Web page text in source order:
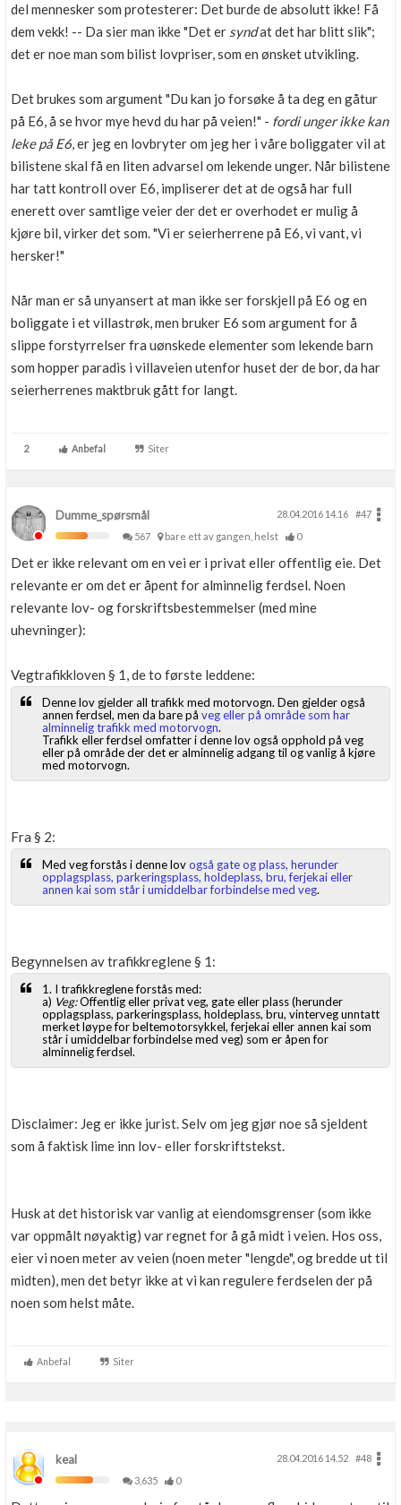
del mennesker som protesterer: Det burde de absolutt ikke! Få
dem vekk! -- Da sier man ikke "Det er syndat det har blitt slik";
det er noe man som bilist lovpriser, som en ønsket utvikling.
Det brukes som argument "Du kan jo forsøke å ta deg en gåtur
på E6, å se hvor mye hevd du har på veien!" - fordi unger ikke kan
leke på E6, er jeg en lovbryter om jeg her i våre boliggater vil at
bilistene skal få en liten advarsel om lekende unger. Når bilistene
har tatt kontroll over E6, impliserer det at de også har full
enerett over samtlige veier der det er overhodet er mulig å
kjøre bil, virker det som. "Vi er seierherrene på E6, vi vant, vi
hersker!"
Når man er så unyansert at man ikke ser forskjell på E6 og en
boliggate i et villastrøk, men bruker E6 som argument for å
slippe forstyrrelser fra uønskede elementer som lekende barn
som hopper paradis i villaveien utenfor huset der de bor, da har
seierherrenes maktbruk gått for langt.
2 Anbefal Siter
Dumme_spørsmål 28.04.2016 14.16
#47
567
bare ett av gangen, helst 0
Det er ikke relevant om en vei er i privat eller offentlig eie. Det
relevante er om det er åpent for alminnelig ferdsel. Noen
relevante lov- og forskriftsbestemmelser (med mine
uhevninger):
Vegtrafikkloven § 1, de to første leddene:
Denne lov gjelder all trafikk med motorvogn. Den gjelder også
annen ferdsel, men da bare på veg eller på område som har
alminnelig trafikk med motorvogn.
Trafikk eller ferdsel omfatter i denne lov også opphold på veg
eller på område der det er alminnelig adgang til og vanlig å kjøre
med motorvogn.
Fra § 2:
Med veg forstås i denne lovogså gate og plass, herunder
opplagsplass, parkeringsplass, holdeplass, bru, ferjekai eller
annen kai som står i umiddelbar forbindelse med veg.
Begynnelsen av trafikkreglene § 1:
1. I trafikkreglene forstås med:
a) Veg:Offentlig eller privat veg, gate eller plass (herunder
opplagsplass, parkeringsplass, holdeplass, bru, vinterveg unntatt
merket løype for beltemotorsykkel, ferjekai eller annen kai som
står i umiddelbar forbindelse med veg) som er åpen for
alminnelig ferdsel.
Disclaimer: Jeg er ikke jurist. Selv om jeg gjør noe så sjeldent
som å faktisk lime inn lov- eller forskriftstekst.
Husk at det historisk var vanlig at eiendomsgrenser (som ikke
var oppmålt nøyaktig) var regnet for å gå midt i veien. Hos oss,
eier vi noen meter av veien (noen meter "lengde", og bredde ut til
midten), men det betyr ikke at vi kan regulere ferdselen der på
noen som helst måte.
Anbefal Siter
keal 28.04.2016 14.52
#48
3,635
0